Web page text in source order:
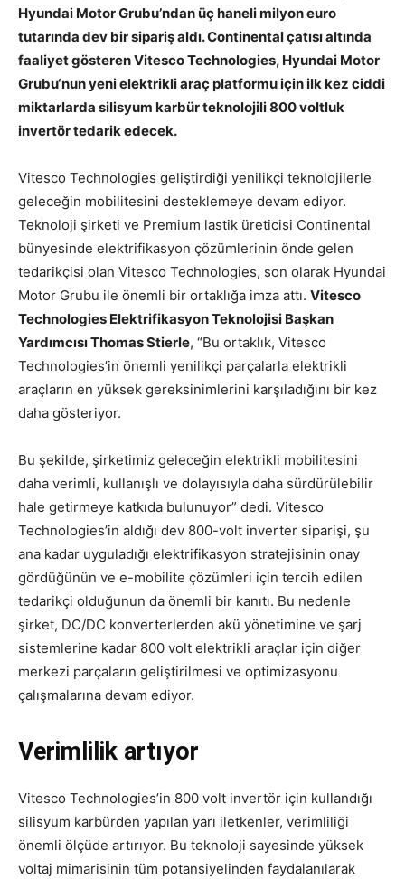
Hyundai Motor Grubu’ndan üç haneli milyon euro
tutarında dev bir sipariş aldı. Continental çatısı altında
faaliyet gösteren Vitesco Technologies, Hyundai Motor
Grubu‘nun yeni elektrikli araç platformu için ilk kez ciddi
miktarlarda silisyum karbür teknolojili 800 voltluk
invertör tedarik edecek.
Vitesco Technologies geliştirdiği yenilikçi teknolojilerle
geleceğin mobilitesini desteklemeye devam ediyor.
Teknoloji şirketi ve Premium lastik üreticisi Continental
bünyesinde elektrifikasyon çözümlerinin önde gelen
tedarikçisi olan Vitesco Technologies, son olarak Hyundai
Motor Grubu ile önemli bir ortaklığa imza attı. Vitesco
Technologies Elektrifikasyon Teknolojisi Başkan
Yardımcısı Thomas Stierle, “Bu ortaklık, Vitesco
Technologies’in önemli yenilikçi parçalarla elektrikli
araçların en yüksek gereksinimlerini karşıladığını bir kez
daha gösteriyor.
Bu şekilde, şirketimiz geleceğin elektrikli mobilitesini
daha verimli, kullanışlı ve dolayısıyla daha sürdürülebilir
hale getirmeye katkıda bulunuyor” dedi. Vitesco
Technologies’in aldığı dev 800-volt inverter siparişi, şu
ana kadar uyguladığı elektrifikasyon stratejisinin onay
gördüğünün ve e-mobilite çözümleri için tercih edilen
tedarikçi olduğunun da önemli bir kanıtı. Bu nedenle
şirket, DC/DC konverterlerden akü yönetimine ve şarj
sistemlerine kadar 800 volt elektrikli araçlar için diğer
merkezi parçaların geliştirilmesi ve optimizasyonu
çalışmalarına devam ediyor.
Verimlilik artıyor
Vitesco Technologies’in 800 volt invertör için kullandığı
silisyum karbürden yapılan yarı iletkenler, verimliliği
önemli ölçüde artırıyor. Bu teknoloji sayesinde yüksek
voltaj mimarisinin tüm potansiyelinden faydalanılarak